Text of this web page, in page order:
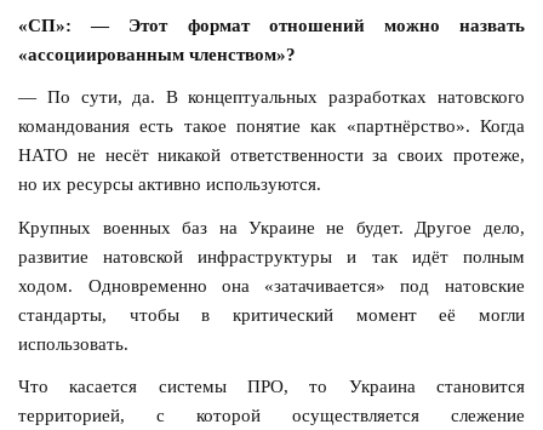
«СП»: — Этот формат отношений можно назвать
«ассоциированным членством»?
— По сути, да. В концептуальных разработках натовского
командования есть такое понятие как «партнёрство». Когда
НАТО не несёт никакой ответственности за своих протеже,
но их ресурсы активно используются.
Крупных военных баз на Украине не будет. Другое дело,
развитие натовской инфраструктуры и так идёт полным
ходом. Одновременно она «затачивается» под натовские
стандарты, чтобы в критический момент её могли
использовать.
Что касается системы ПРО, то Украина становится
территорией, с которой осуществляется слежение